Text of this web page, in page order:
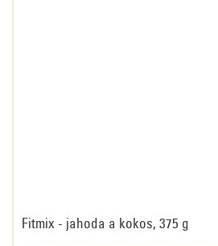
Fitmix - jahoda a kokos, 375 g